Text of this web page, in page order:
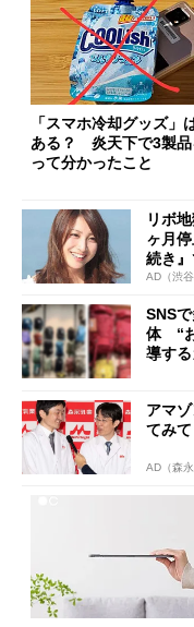
「スマホ冷却グッズ」
ある？ 炎天下で3製品
って分かったこと
リボ
ヶ月
続き』
AD（渋
SNS
体 “
導する
アマ
てみて
AD（森永